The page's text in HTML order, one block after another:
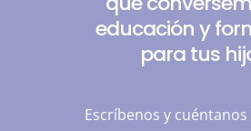
educación y
para tus
Escríbenos y